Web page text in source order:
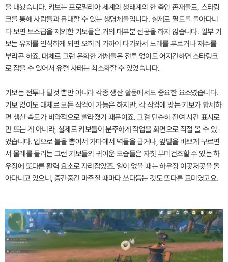
을 내놨습니다. 키보는 프로밀리아 세계의 생태계의 한 축인 존재들로, 스타링
크를 통해 사람들과 유대할 수 있는 생명체들입니다. 실제로 필드를 돌아다니
다 보면 보스급을 제외한 키보들은 거의 대부분 선공을 하지 않습니다. 일부 키
보는 유저를 인식하게 되면 오히려 가까이 다가와서 노래를 부르거나 재주를
부리곤 하죠. 대체로 그런 온화한 개체들은 전투 없이도 어지간하면 스타링크
로 잡을 수 있어서 유혈 사태는 최소화할 수 있었습니다.
키보는 전투나 탈것 뿐만 아니라 각종 생산 활동에서도 중요한 요소였습니다.
키보 없이도 대체로 모든 작업이 가능은 하지만, 각 작업에 맞는 키보가 합세하
면 생산 속도가 비약적으로 빨라졌기 때문이죠. 그걸 단순히 잔여 시간 표시로
만 뜨는 게 아니라, 실제로 키보들이 분주하게 작업을 화면으로 직접 볼 수 있
었습니다. 입으로 불을 뿜어서 가마에서 벽돌을 굽거나, 앞발을 바쁘게 구르면
서 물레를 돌리는 그런 키보들의 귀여운 모습들은 자칫 무미건조할 수 있는 하
우징에 또다른 활력 요소로 자리잡았죠. 일이 없을 때는 하우징 이곳저곳을 돌
아다니고 있으니, 중간중간 마주칠 때마다 쓰다듬는 것도 또다른 묘미였고요.